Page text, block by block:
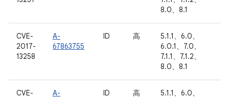
8.0、8.1
CVE-
2017-
13258
A-
67863755
ID 高
5.1.1、6.0、
6.0.1、7.0、
7.1.1、7.1.2、
8.0、8.1
CVE-
A-
ID 高
5.1.1、6.0、